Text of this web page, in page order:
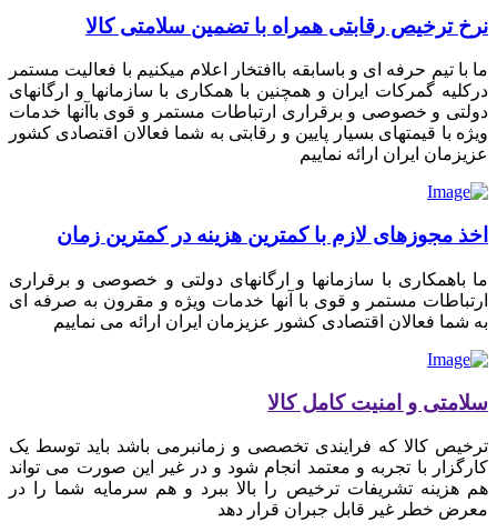
نرخ ترخیص رقابتی همراه با تضمین سلامتی کالا
ما با تیم حرفه ای و باسابقه باافتخار اعلام میکنیم با فعالیت مستمر
درکلیه گمرکات ایران و همچنین با همکاری با سازمانها و ارگانهای
دولتی و خصوصی و برقراری ارتباطات مستمر و قوی باآنها خدمات
ویژه با قیمتهای بسیار پایین و رقابتی به شما فعالان اقتصادی کشور
عزیزمان ایران ارائه نماییم
اخذ مجوزهای لازم با کمترین هزینه در کمترین زمان
ما باهمکاری با سازمانها و ارگانهای دولتی و خصوصی و برقراری
ارتباطات مستمر و قوی با آنها خدمات ویژه و مقرون به صرفه ای
به شما فعالان اقتصادی کشور عزیزمان ایران ارائه می نماییم
سلامتی و امنیت کامل کالا
ترخیص کالا که فرایندی تخصصی و زمانبرمی باشد باید توسط یک
کارگزار با تجربه و معتمد انجام شود و در غیر این صورت می تواند
هم هزینه تشریفات ترخیص را بالا ببرد و هم سرمایه شما را در
معرض خطر غیر قابل جبران قرار دهد